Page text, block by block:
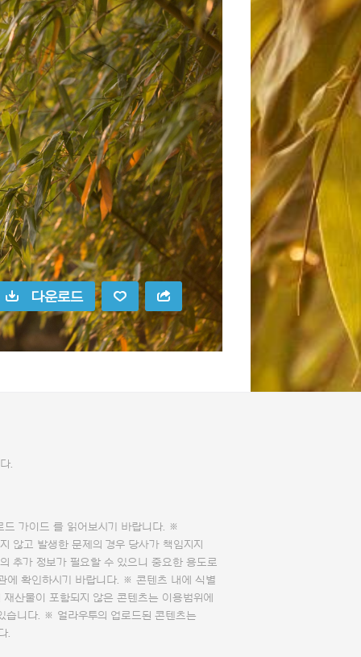
다운로드
.
드 가이드 를 읽어보시기 바랍니다. ※
않고 발생한 문제의 경우 당사가 책임지지
추가 정보가 필요할 수 있으니 중요한 용도로
에 확인하시기 바랍니다. ※ 콘텐츠 내에 식별
산물이 포함되지 않은 콘텐츠는 이용범위에
습니다. ※ 얼라우투의 업로드된 콘텐츠는
.